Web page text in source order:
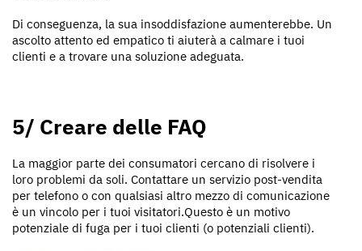
Di conseguenza, la sua insoddisfazione aumenterebbe. Un
ascolto attento ed empatico ti aiuterà a calmare i tuoi
clienti e a trovare una soluzione adeguata.
5/ Creare delle FAQ
La maggior parte dei consumatori cercano di risolvere i
loro problemi da soli. Contattare un servizio post-vendita
per telefono o con qualsiasi altro mezzo di comunicazione
è un vincolo per i tuoi visitatori.Questo è un motivo
potenziale di fuga per i tuoi clienti (o potenziali clienti).